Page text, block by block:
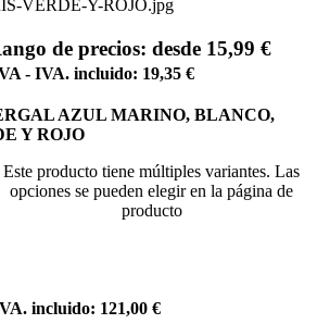
de precios: desde 15,99 €
- IVA. incluido: 19,35 €
AZUL MARINO, BLANCO,
Y ROJO
Este producto tiene múltiples variantes. Las
opciones se pueden elegir en la página de
producto
incluido: 121,00 €